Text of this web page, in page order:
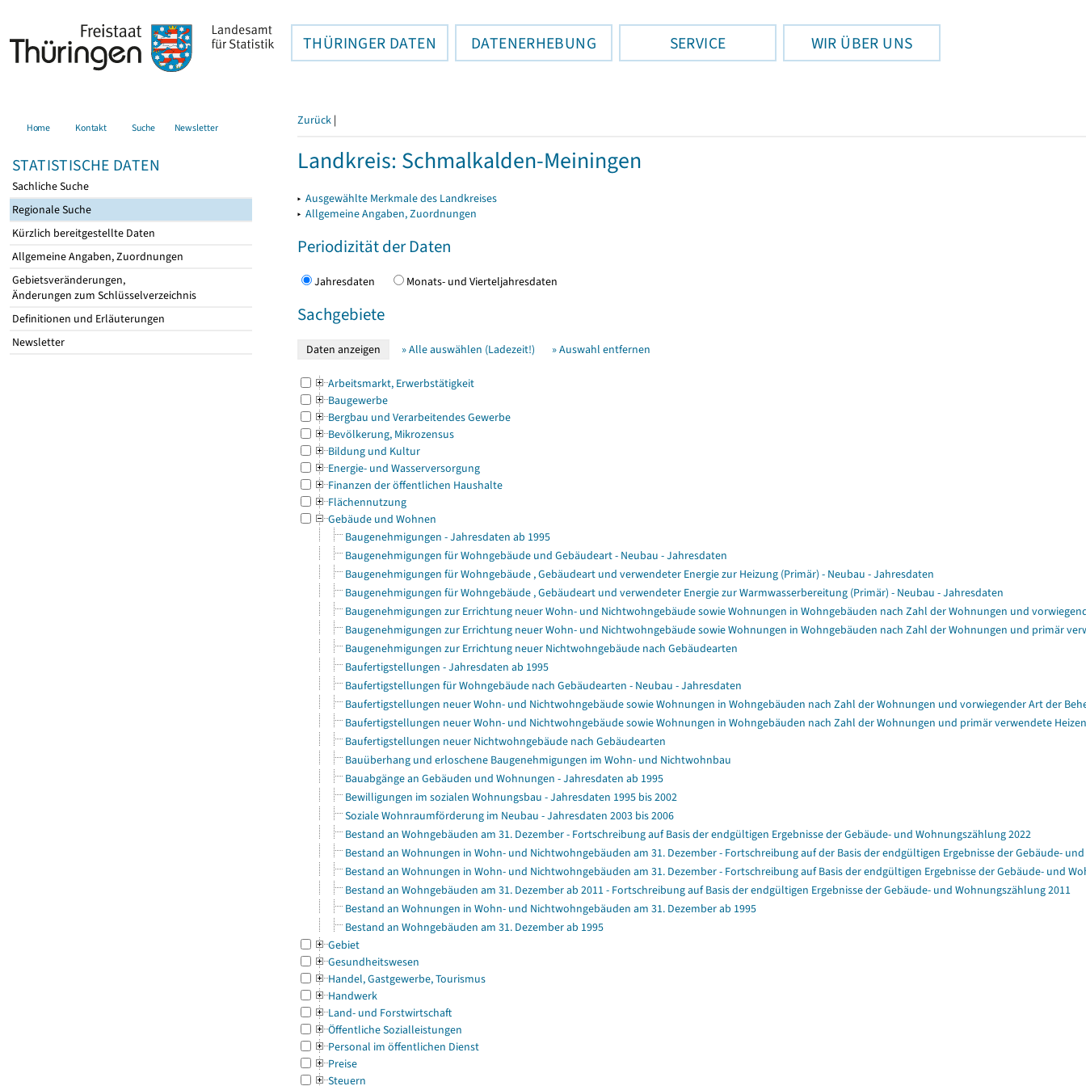
THÜRINGER DATEN DATENERHEBUNG SERVICE WIR ÜBER UNS
Home Kontakt Suche Newsletter
STATISTISCHE DATEN
Sachliche Suche
Regionale Suche
Kürzlich bereitgestellte Daten
Allgemeine Angaben, Zuordnungen
Gebietsveränderungen,
Änderungen zum Schlüsselverzeichnis
Definitionen und Erläuterungen
Newsletter
Zurück |
Landkreis: Schmalkalden-Meiningen
▸ Ausgewählte Merkmale des Landkreises
▸ Allgemeine Angaben, Zuordnungen
Periodizität der Daten
Jahresdaten Monats- und Vierteljahresdaten
Sachgebiete
» Alle auswählen (Ladezeit!) » Auswahl entfernen
Arbeitsmarkt, Erwerbstätigkeit
Baugewerbe
Bergbau und Verarbeitendes Gewerbe
Bevölkerung, Mikrozensus
Bildung und Kultur
Energie- und Wasserversorgung
Finanzen der öffentlichen Haushalte
Flächennutzung
Gebäude und Wohnen
Baugenehmigungen - Jahresdaten ab 1995
Baugenehmigungen für Wohngebäude und Gebäudeart - Neubau - Jahresdaten
Baugenehmigungen für Wohngebäude , Gebäudeart und verwendeter Energie zur Heizung (Primär) - Neubau - Jahresdaten
Baugenehmigungen für Wohngebäude , Gebäudeart und verwendeter Energie zur Warmwasserbereitung (Primär) - Neubau - Jahresdaten
Baugenehmigungen zur Errichtung neuer Wohn- und Nichtwohngebäude sowie Wohnungen in Wohngebäuden nach Zahl der Wohnungen und
Baugenehmigungen zur Errichtung neuer Wohn- und Nichtwohngebäude sowie Wohnungen in Wohngebäuden nach Zahl der Wohnungen und primär
Baugenehmigungen zur Errichtung neuer Nichtwohngebäude nach Gebäudearten
Baufertigstellungen - Jahresdaten ab 1995
Baufertigstellungen für Wohngebäude nach Gebäudearten - Neubau - Jahresdaten
Baufertigstellungen neuer Wohn- und Nichtwohngebäude sowie Wohnungen in Wohngebäuden nach Zahl der Wohnungen und vorwiegender Art der
Baufertigstellungen neuer Wohn- und Nichtwohngebäude sowie Wohnungen in Wohngebäuden nach Zahl der Wohnungen und primär verwendete
Baufertigstellungen neuer Nichtwohngebäude nach Gebäudearten
Bauüberhang und erloschene Baugenehmigungen im Wohn- und Nichtwohnbau
Bauabgänge an Gebäuden und Wohnungen - Jahresdaten ab 1995
Bewilligungen im sozialen Wohnungsbau - Jahresdaten 1995 bis 2002
Soziale Wohnraumförderung im Neubau - Jahresdaten 2003 bis 2006
Bestand an Wohngebäuden am 31. Dezember - Fortschreibung auf Basis der endgültigen Ergebnisse der Gebäude- und Wohnungszählung 2022
Bestand an Wohnungen in Wohn- und Nichtwohngebäuden am 31. Dezember - Fortschreibung auf der Basis der endgültigen Ergebnisse der Gebäude-
Bestand an Wohnungen in Wohn- und Nichtwohngebäuden am 31. Dezember - Fortschreibung auf Basis der endgültigen Ergebnisse der Gebäude- und
Bestand an Wohngebäuden am 31. Dezember ab 2011 - Fortschreibung auf Basis der endgültigen Ergebnisse der Gebäude- und Wohnungszählung 2011
Bestand an Wohnungen in Wohn- und Nichtwohngebäuden am 31. Dezember ab 1995
Bestand an Wohngebäuden am 31. Dezember ab 1995
Gebiet
Gesundheitswesen
Handel, Gastgewerbe, Tourismus
Handwerk
Land- und Forstwirtschaft
Öffentliche Sozialleistungen
Personal im öffentlichen Dienst
Preise
Steuern